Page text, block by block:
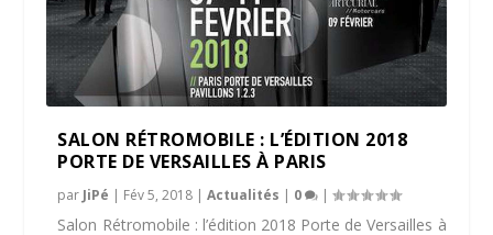
SALON RÉTROMOBILE : L’ÉDITION 2018
PORTE DE VERSAILLES À PARIS
par JiPé | Fév 5, 2018 |Actualités | 0 |
Salon Rétromobile : l’édition 2018 Porte de Versailles à